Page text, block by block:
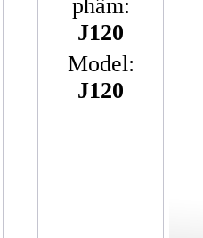
phẩm:
J120
Model:
J120